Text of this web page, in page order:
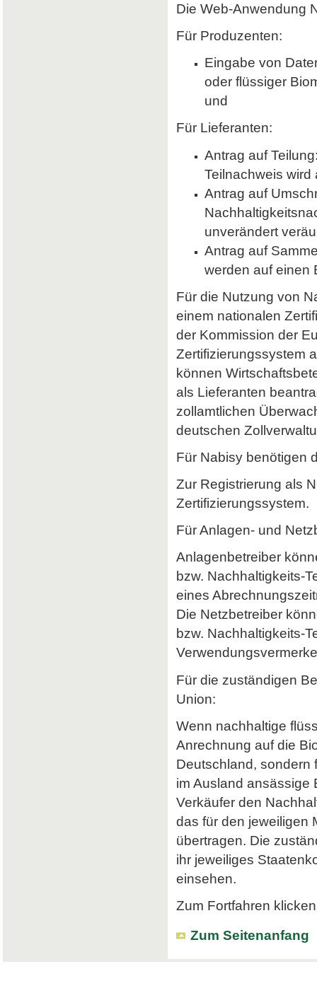
Die Web-Anwendung
Für Produzenten:
Eingabe von
oder flüssiger
und
Für Lieferanten:
Antrag auf
Teilnachweis wird
Antrag auf
unverändert
Antrag auf
werden auf einen
Für die Nutzung von
einem nationalen
der Kommission der
Zertifizierungssystem
können
als Lieferanten
zollamtlichen
deutschen
Für Nabisy benötigen
Zur Registrierung als
Zertifizierungssystem.
Für Anlagen- und
Anlagenbetreiber
bzw. Nachhaltigkeits-
eines
Die Netzbetreiber
bzw. Nachhaltigkeits-
Für die zuständigen
Union:
Wenn nachhaltige
Anrechnung auf die
Deutschland, sondern
im Ausland ansässige
Verkäufer den
das für den jeweiligen
übertragen. Die
ihr jeweiliges
einsehen.
Zum Fortfahren
Zum Seitenanfang